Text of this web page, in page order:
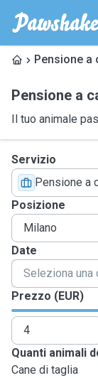
Pensione a
Pensione a
Il tuo animale
Servizio
Pensione a
Posizione
Date
Prezzo (EUR)
Quanti animali
Cane di taglia